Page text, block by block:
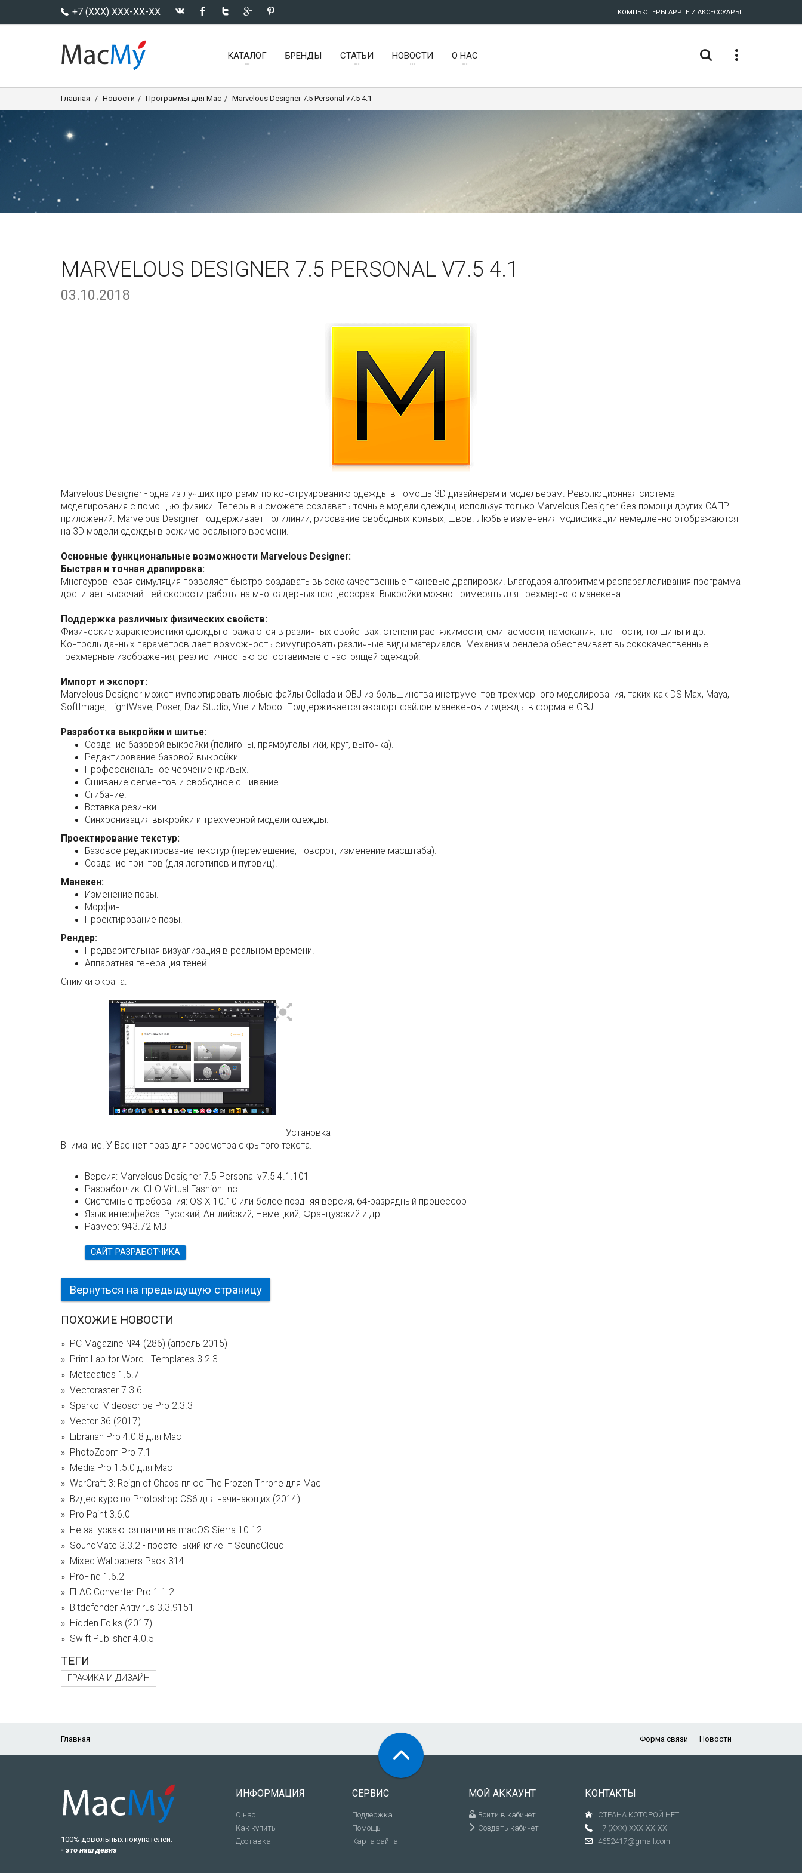
+7 (XXX) XXX-XX-XX КОМПЬЮТЕРЫ APPLE И АКСЕССУАРЫ
КАТАЛОГ БРЕНДЫ СТАТЬИ НОВОСТИ О НАС
Главная Новости Программы для Mac Marvelous Designer 7.5 Personal v7.5 4.1
MARVELOUS DESIGNER 7.5 PERSONAL V7.5 4.1
03.10.2018
Marvelous Designer - одна из лучших программ по конструированию одежды в помощь 3D дизайнерам и модельерам. Революционная система
моделирования с помощью физики. Теперь вы сможете создавать точные модели одежды, используя только Marvelous Designer без помощи других САПР
приложений. Marvelous Designer поддерживает полилинии, рисование свободных кривых, швов. Любые изменения модификации немедленно отображаются
на 3D модели одежды в режиме реального времени.
Основные функциональные возможности Marvelous Designer:
Быстрая и точная драпировка:
Многоуровневая симуляция позволяет быстро создавать высококачественные тканевые драпировки. Благодаря алгоритмам распараллеливания программа
достигает высочайшей скорости работы на многоядерных процессорах. Выкройки можно примерять для трехмерного манекена.
Поддержка различных физических свойств:
Физические характеристики одежды отражаются в различных свойствах: степени растяжимости, сминаемости, намокания, плотности, толщины и др.
Контроль данных параметров дает возможность симулировать различные виды материалов. Механизм рендера обеспечивает высококачественные
трехмерные изображения, реалистичностью сопоставимые с настоящей одеждой.
Импорт и экспорт:
Marvelous Designer может импортировать любые файлы Collada и OBJ из большинства инструментов трехмерного моделирования, таких как DS Max, Maya,
SoftImage, LightWave, Poser, Daz Studio, Vue и Modo. Поддерживается экспорт файлов манекенов и одежды в формате OBJ.
Разработка выкройки и шитье:
Создание базовой выкройки (полигоны, прямоугольники, круг, выточка).
Редактирование базовой выкройки.
Профессиональное черчение кривых.
Сшивание сегментов и свободное сшивание.
Сгибание.
Вставка резинки.
Синхронизация выкройки и трехмерной модели одежды.
Проектирование текстур:
Базовое редактирование текстур (перемещение, поворот, изменение масштаба).
Создание принтов (для логотипов и пуговиц).
Манекен:
Изменение позы.
Морфинг.
Проектирование позы.
Рендер:
Предварительная визуализация в реальном времени.
Аппаратная генерация теней.
Снимки экрана:
Установка
Внимание! У Вас нет прав для просмотра скрытого текста.
Версия: Marvelous Designer 7.5 Personal v7.5 4.1.101
Разработчик: CLO Virtual Fashion Inc.
Системные требования: OS X 10.10 или более поздняя версия, 64-разрядный процессор
Язык интерфейса: Русский, Английский, Немецкий, Французский и др.
Размер: 943.72 MB
САЙТ РАЗРАБОТЧИКА
Вернуться на предыдущую страницу
ПОХОЖИЕ НОВОСТИ
PC Magazine №4 (286) (апрель 2015)
Print Lab for Word - Templates 3.2.3
Metadatics 1.5.7
Vectoraster 7.3.6
Sparkol Videoscribe Pro 2.3.3
Vector 36 (2017)
Librarian Pro 4.0.8 для Mac
PhotoZoom Pro 7.1
Media Pro 1.5.0 для Mac
WarCraft 3: Reign of Chaos плюс The Frozen Throne для Mac
Видео-курс по Photoshop CS6 для начинающих (2014)
Pro Paint 3.6.0
Не запускаются патчи на macOS Sierra 10.12
SoundMate 3.3.2 - простенький клиент SoundCloud
Mixed Wallpapers Pack 314
ProFind 1.6.2
FLAC Converter Pro 1.1.2
Bitdefender Antivirus 3.3.9151
Hidden Folks (2017)
Swift Publisher 4.0.5
ТЕГИ
ГРАФИКА И ДИЗАЙН
Главная Форма связи Новости
100% довольных покупателей.
- это наш девиз
ИНФОРМАЦИЯ
О нас...
Как купить
Доставка
СЕРВИС
Поддержка
Помощь
Карта сайта
МОЙ АККАУНТ
Войти в кабинет
Создать кабинет
КОНТАКТЫ
СТРАНА КОТОРОЙ НЕТ
+7 (XXX) XXX-XX-XX
4652417@gmail.com